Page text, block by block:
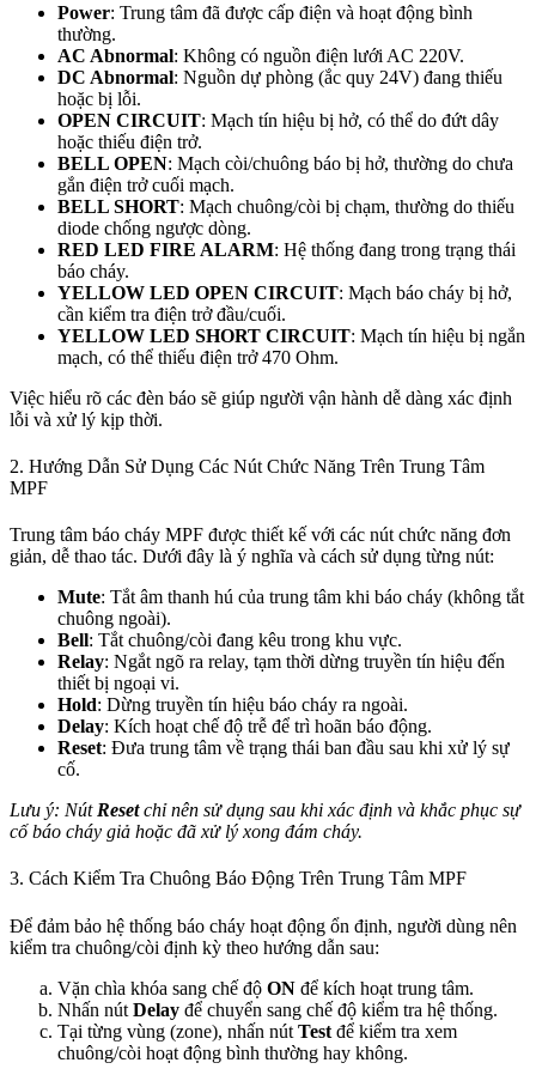
Power: Trung tâm đã được cấp điện và hoạt động bình
thường.
AC Abnormal: Không có nguồn điện lưới AC 220V.
DC Abnormal: Nguồn dự phòng (ắc quy 24V) đang thiếu
hoặc bị lỗi.
OPEN CIRCUIT: Mạch tín hiệu bị hở, có thể do đứt dây
hoặc thiếu điện trở.
BELL OPEN: Mạch còi/chuông báo bị hở, thường do chưa
gắn điện trở cuối mạch.
BELL SHORT: Mạch chuông/còi bị chạm, thường do thiếu
diode chống ngược dòng.
RED LED FIRE ALARM: Hệ thống đang trong trạng thái
báo cháy.
YELLOW LED OPEN CIRCUIT: Mạch báo cháy bị hở,
cần kiểm tra điện trở đầu/cuối.
YELLOW LED SHORT CIRCUIT: Mạch tín hiệu bị ngắn
mạch, có thể thiếu điện trở 470 Ohm.
Việc hiểu rõ các đèn báo sẽ giúp người vận hành dễ dàng xác định
lỗi và xử lý kịp thời.
2. Hướng Dẫn Sử Dụng Các Nút Chức Năng Trên Trung Tâm
MPF
Trung tâm báo cháy MPF được thiết kế với các nút chức năng đơn
giản, dễ thao tác. Dưới đây là ý nghĩa và cách sử dụng từng nút:
Mute: Tắt âm thanh hú của trung tâm khi báo cháy (không tắt
chuông ngoài).
Bell: Tắt chuông/còi đang kêu trong khu vực.
Relay: Ngắt ngõ ra relay, tạm thời dừng truyền tín hiệu đến
thiết bị ngoại vi.
Hold: Dừng truyền tín hiệu báo cháy ra ngoài.
Delay: Kích hoạt chế độ trễ để trì hoãn báo động.
Reset: Đưa trung tâm về trạng thái ban đầu sau khi xử lý sự
cố.
Lưu ý: Nút Resetchỉ nên sử dụng sau khi xác định và khắc phục sự
cố báo cháy giả hoặc đã xử lý xong đám cháy.
3. Cách Kiểm Tra Chuông Báo Động Trên Trung Tâm MPF
Để đảm bảo hệ thống báo cháy hoạt động ổn định, người dùng nên
kiểm tra chuông/còi định kỳ theo hướng dẫn sau:
Vặn chìa khóa sang chế độ ON để kích hoạt trung tâm.
Nhấn nút Delay để chuyển sang chế độ kiểm tra hệ thống.
Tại từng vùng (zone), nhấn nút Test để kiểm tra xem
chuông/còi hoạt động bình thường hay không.